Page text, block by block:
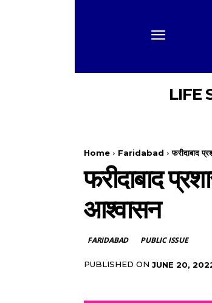
LIFE
Home Faridabad फरीदाबाद
फरीदाबाद
आश्वासन
FARIDABAD PUBLIC ISSUE
PUBLISHED ON JUNE 20,